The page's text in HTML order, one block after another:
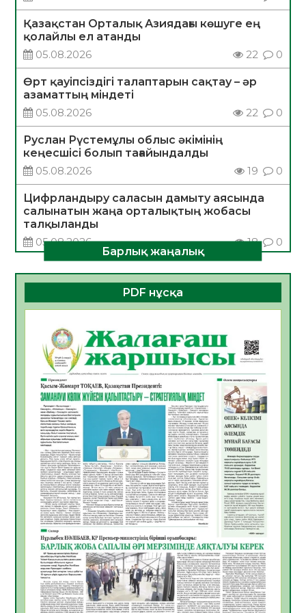
Қазақстан Орталық Азиядағы көшуге ең
қолайлы ел атанды
05.08.2026
22 0
Өрт қауіпсіздігі талаптарын сақтау – әр
азаматтың міндеті
05.08.2026
22 0
Руслан Рүстемұлы облыс әкімінің
кеңесшісі болып тағайындалды
05.08.2026
19 0
Цифрландыру саласын дамыту аясында
салынатын жаңа орталықтың жобасы
талқыланды
05.08.2026
18 0
құралдарының таныстырылымы өтті
05.08.2026
19 0
Қазақстандықтардың 72,3%-ы жаңа
Құрылтай үшін дауыс беруге дайын
05.08.2026
21
ӘРБІР ДАУЫС – ҚОҒАМ ДАМУЫНА
ҚОСЫЛҒАН ҮЛЕС
05.08.2026
27
ҚҰРЫЛТАЙ САЙЛАУЫ – БІРЛІК ПЕН
ЖАУАПКЕРШІЛІККЕ БАСТАЙТЫН ҚАДАМ
05.08.2026
26
Мектептен – Ұлттық ұлан сапына
04.08.2026
36
Үкіметтік емес ұйымдарға арналған
сыйлықақы конкурсына өтінім қабылдау
басталды
04.08.2026
40
Барлық жаңалық
PDF нұсқа